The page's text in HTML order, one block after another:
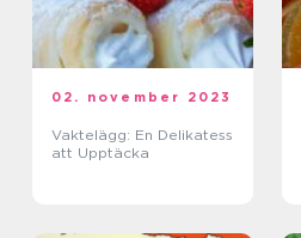
02. november 2023
Vaktelägg: En Delikatess
att Upptäcka